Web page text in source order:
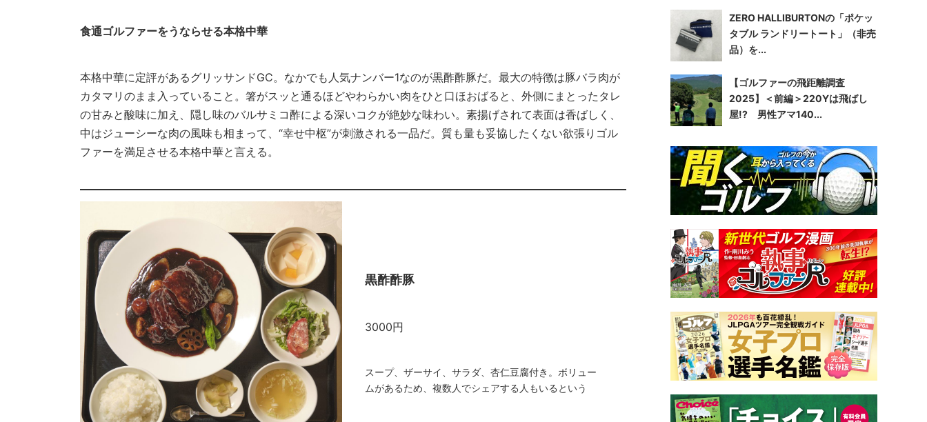
食通ゴルファーをうならせる本格中華
本格中華に定評があるグリッサンドGC。なかでも人気ナンバー1なのが黒酢酢豚だ。最大の特徴は豚バラ肉が
カタマリのまま入っていること。箸がスッと通るほどやわらかい肉をひと口ほおばると、外側にまとったタレ
の甘みと酸味に加え、隠し味のバルサミコ酢による深いコクが絶妙な味わい。素揚げされて表面は香ばしく、
中はジューシーな肉の風味も相まって、“幸せ中枢”が刺激される一品だ。質も量も妥協したくない欲張りゴル
ファーを満足させる本格中華と言える。
黒酢酢豚
3000円
スープ、ザーサイ、サラダ、杏仁豆腐付き。ボリュー
ムがあるため、複数人でシェアする人もいるという
ZERO HALLIBURTONの「ポケッ
タブル ランドリートート」（非売
品）を...
【ゴルファーの飛距離調査
2025】＜前編＞220Yは飛ばし
屋!? 男性アマ140...